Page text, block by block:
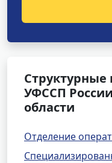
Структурные
УФССП
области
Отделение